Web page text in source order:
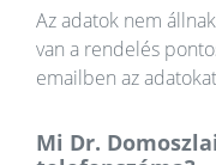
Az adatok nem
van a rendelés
emailben az
Mi Dr.